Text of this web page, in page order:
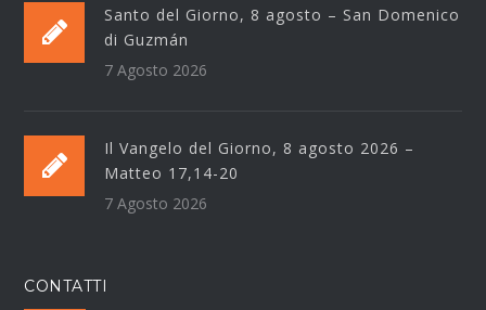
Santo del Giorno, 8 agosto – San Domenico
di Guzmán
7 Agosto 2026
Il Vangelo del Giorno, 8 agosto 2026 –
Matteo 17,14-20
7 Agosto 2026
CONTATTI